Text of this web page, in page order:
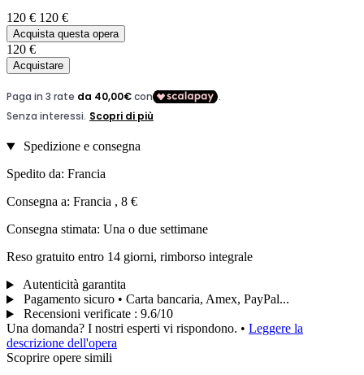
120 € 120 €
Acquista questa opera
120 €
Acquistare
Spedizione e consegna
Spedito da: Francia
Consegna a: Francia , 8 €
Consegna stimata: Una o due settimane
Reso gratuito entro 14 giorni, rimborso integrale
Autenticità garantita
Pagamento sicuro • Carta bancaria, Amex, PayPal...
Recensioni verificate : 9.6/10
Una domanda? I nostri esperti vi rispondono. • Leggere la
descrizione dell'opera
Scoprire opere simili